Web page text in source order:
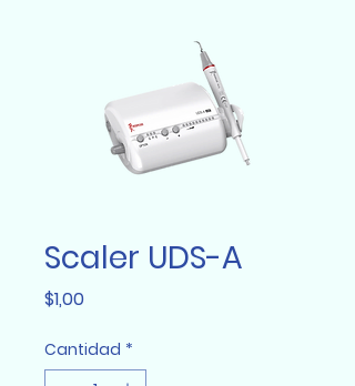
Scaler UDS-A
$1,00Precio
Cantidad *